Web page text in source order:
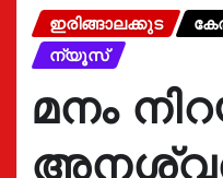
ഇരിങ്ങാലക്കുട
ന്യൂസ്
മനം